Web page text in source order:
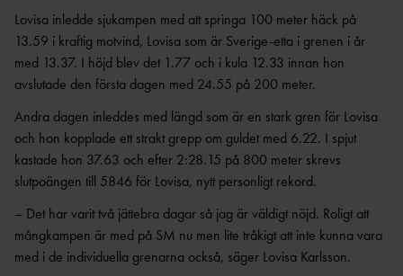
NYHETER FRÅN
RF
2026
ANTIDOPING
UTBILDNING
AR
MEDICINSK
DISPENS
VISTELSERAPPORTERI
NG
ET
BANMÄTNIN
G
TÄVLINGAR FÖR
TÄVLINGAR FÖR
UNGDOM
SVENSKA MÄSTERSKAP
SM-TÄVLINGAR OCH
SVENSKA
VÄRLDSREKORD
SVENSKA
VÄRLDSÅRSBÄSTAN
NCAA – AMERIKANSKA
UNIVERSITETSMÄSTERSKAPEN
GP-
FINALEN
ATEA
FRIIDROTTSGALAN
Lovisa inledde sjukampen med att springa 100 meter häck på
13.59 i kraftig motvind, Lovisa som är Sverige-etta i grenen i år
med 13.37. I höjd blev det 1.77 och i kula 12.33 innan hon
avslutade den första dagen med 24.55 på 200 meter.
Andra dagen inleddes med längd som är en stark gren för Lovisa
och hon kopplade ett strakt grepp om guldet med 6.22. I spjut
kastade hon 37.63 och efter 2:28.15 på 800 meter skrevs
slutpoängen till 5846 för Lovisa, nytt personligt rekord.
– Det har varit två jättebra dagar så jag är väldigt nöjd. Roligt att
mångkampen är med på SM nu men lite tråkigt att inte kunna vara
med i de individuella grenarna också, säger Lovisa Karlsson.